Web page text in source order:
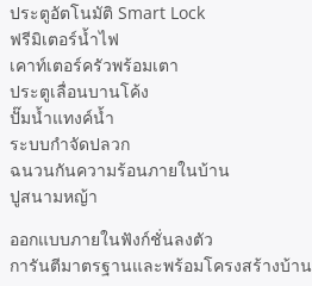
ประตูอัตโนมัติ Smart Lock
ฟรีมิเตอร์น้ำไฟ
เคาท์เตอร์ครัวพร้อมเตา
ประตูเลื่อนบานโค้ง
ปั๊มน้ำแทงค์น้ำ
ระบบกำจัดปลวก
ฉนวนกันความร้อนภายในบ้าน
ปูสนามหญ้า
ออกแบบภายในฟังก์ชั่นลงตัว
การันตีมาตรฐานและพร้อมโครงสร้างบ้าน